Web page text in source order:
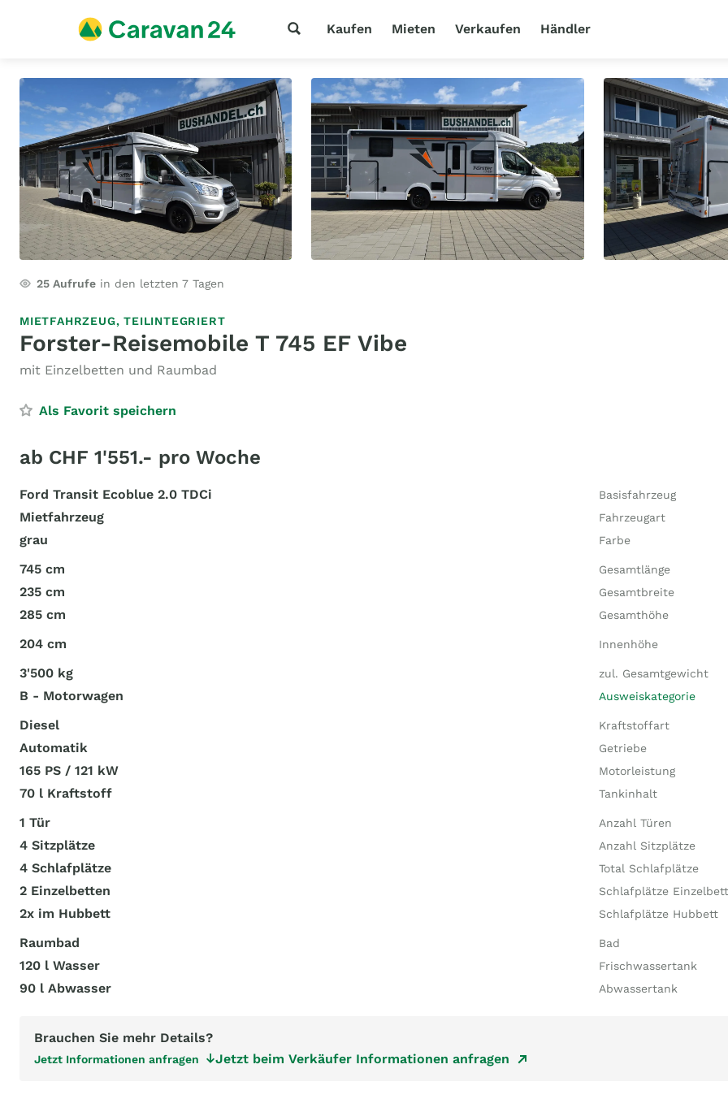
Kaufen Mieten Verkaufen Händler
25 Aufrufe in den letzten 7 Tagen
MIETFAHRZEUG,TEILINTEGRIERT
Forster-Reisemobile T 745 EF Vibe
mit Einzelbetten und Raumbad
Als Favorit speichern
ab CHF 1'551.- pro Woche
Ford Transit Ecoblue 2.0 TDCi Basisfahrzeug
Mietfahrzeug Fahrzeugart
grau Farbe
745 cm Gesamtlänge
235 cm Gesamtbreite
285 cm Gesamthöhe
204 cm Innenhöhe
3'500 kg zul. Gesamtgewicht
B - Motorwagen Ausweiskategorie
Diesel Kraftstoffart
Automatik Getriebe
165 PS / 121 kW Motorleistung
70 l Kraftstoff Tankinhalt
1 Tür Anzahl Türen
4 Sitzplätze Anzahl Sitzplätze
4 Schlafplätze Total Schlafplätze
2 Einzelbetten Schlafplätze Einzelbett
2x im Hubbett Schlafplätze Hubbett
Raumbad Bad
120 l Wasser Frischwassertank
90 l Abwasser Abwassertank
Brauchen Sie mehr Details?
Jetzt Informationen anfragen Jetzt beim Verkäufer Informationen anfragen